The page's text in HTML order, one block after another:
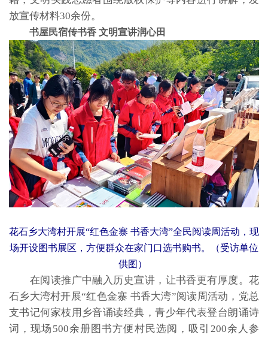
放宣传材料30余份。
书屋民宿传书香 文明宣讲润心田
花石乡大湾村开展“红色金寨 书香大湾”全民阅读周活动，现
场开设图书展区，方便群众在家门口选书购书。（受访单位
供图）
在阅读推广中融入历史宣讲，让书香更有厚度。花
石乡大湾村开展“红色金寨 书香大湾”阅读周活动，党总
支书记何家枝用乡音诵读经典，青少年代表登台朗诵诗
词，现场500余册图书方便村民选阅，吸引200余人参